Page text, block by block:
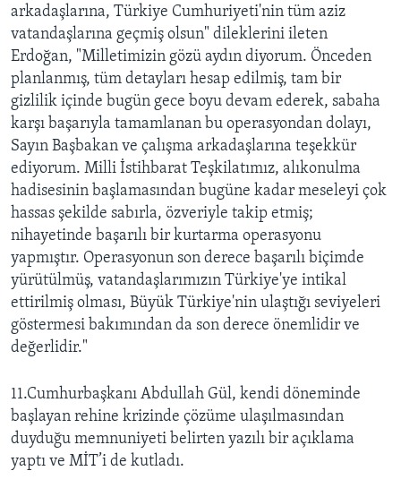
arkadaşlarına, Türkiye Cumhuriyeti'nin tüm aziz
vatandaşlarına geçmiş olsun" dileklerini ileten
Erdoğan, "Milletimizin gözü aydın diyorum. Önceden
planlanmış, tüm detayları hesap edilmiş, tam bir
gizlilik içinde bugün gece boyu devam ederek, sabaha
karşı başarıyla tamamlanan bu operasyondan dolayı,
Sayın Başbakan ve çalışma arkadaşlarına teşekkür
ediyorum. Milli İstihbarat Teşkilatımız, alıkonulma
hadisesinin başlamasından bugüne kadar meseleyi çok
hassas şekilde sabırla, özveriyle takip etmiş;
nihayetinde başarılı bir kurtarma operasyonu
yapmıştır. Operasyonun son derece başarılı biçimde
yürütülmüş, vatandaşlarımızın Türkiye'ye intikal
ettirilmiş olması, Büyük Türkiye'nin ulaştığı seviyeleri
göstermesi bakımından da son derece önemlidir ve
değerlidir."
11.Cumhurbaşkanı Abdullah Gül, kendi döneminde
başlayan rehine krizinde çözüme ulaşılmasından
duyduğu memnuniyeti belirten yazılı bir açıklama
yaptı ve MİT’i de kutladı.